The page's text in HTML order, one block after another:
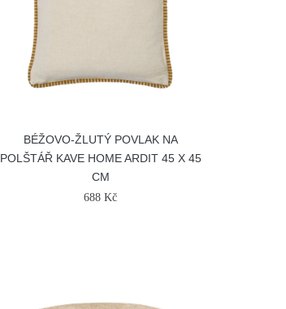
BÉŽOVO-ŽLUTÝ POVLAK NA
POLŠTÁŘ KAVE HOME ARDIT 45 X 45
CM
688 Kč